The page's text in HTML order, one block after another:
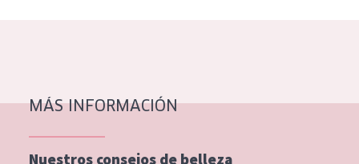
Piel normal y seca
Piel mixata o grasa
MÁS INFORMACIÓN
Nuestros consejos de belleza